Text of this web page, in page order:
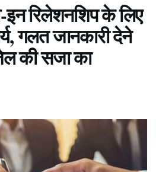
इन रिलेशनशिप के लिए
गलत जानकारी देने
की सजा का